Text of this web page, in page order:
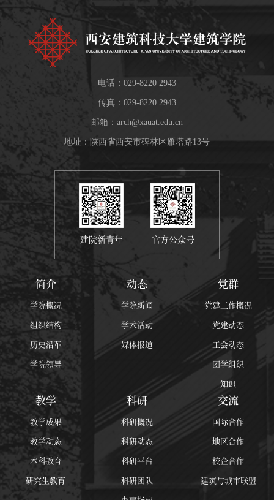
电话：029-8220 2943
传真：029-8220 2943
邮箱： arch@xauat.edu.cn
地址：陕西省西安市碑林区雁塔路13号
建院新青年 官方公众号
简介
学院概况
组织结构
历史沿革
学院领导
动态
学院新闻
学术活动
媒体报道
党群
党建工作概况
党建动态
工会动态
团学组织
知识
教学
教学成果
教学动态
本科教育
研究生教育
科研
科研概况
科研动态
科研平台
科研团队
交流
国际合作
地区合作
校企合作
建筑与城市联盟